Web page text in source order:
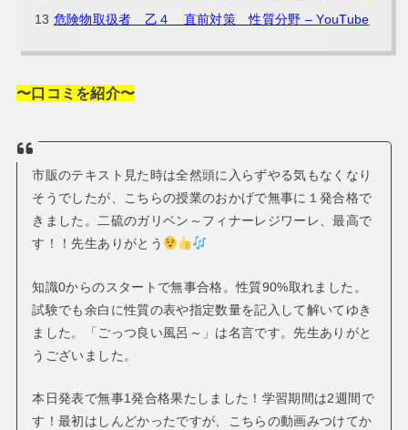
13 危険物取扱者 乙４ 直前対策 性質分野 – YouTube
〜口コミを紹介〜
市販のテキスト見た時は全然頭に入らずやる気もなくなり
そうでしたが、こちらの授業のおかげで無事に１発合格で
きました。二硫のガリベン～フィナーレジワーレ、最高で
す！！先生ありがとう
知識0からのスタートで無事合格。性質90%取れました。
試験でも余白に性質の表や指定数量を記入して解いてゆき
ました。「ごっつ良い風呂～」は名言です。先生ありがと
うございました。
本日発表で無事1発合格果たしました！学習期間は2週間で
す！最初はしんどかったですが、こちらの動画みつけてか